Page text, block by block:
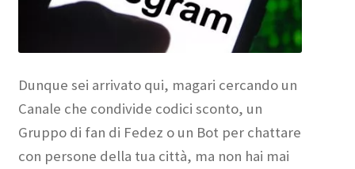
Dunque sei arrivato qui, magari cercando un
Canale che condivide codici sconto, un
Gruppo di fan di Fedez o un Bot per chattare
con persone della tua città, ma non hai mai